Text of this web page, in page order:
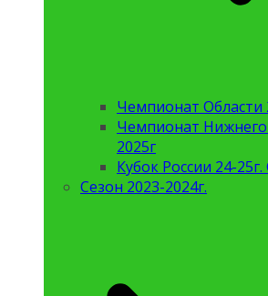
Чемпионат Области
Чемпионат
2025г
Кубок России 24-
Сезон 2023-2024г.